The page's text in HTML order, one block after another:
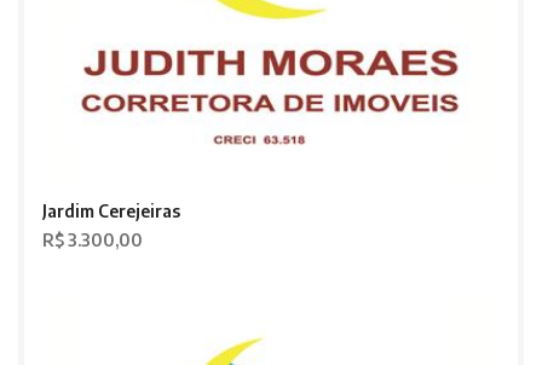
Jardim Cerejeiras
R$ 3.300,00